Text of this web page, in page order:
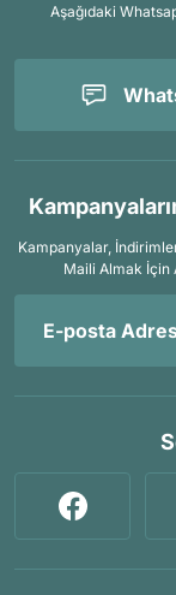
Aşağıdaki
Kampanyalar,
Maili Almak İçin